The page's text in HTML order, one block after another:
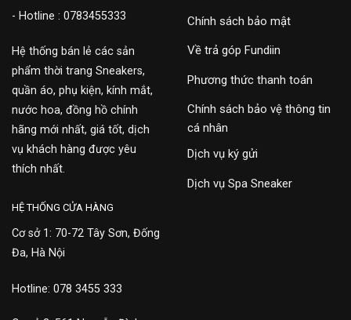
- Hotline : 0783455333
Hệ thống bán lẻ các sản
phẩm thời trang Sneakers,
quần áo, phụ kiện, kính mắt,
nước hoa, đồng hồ chính
hãng mới nhất, giá tốt, dịch
vụ khách hàng được yêu
thích nhất.
Chính sách bảo mật
Về trả góp Fundiin
Phương thức thanh toán
Chính sách bảo vệ thông tin
cá nhân
Dịch vụ ký gửi
Dịch vụ Spa Sneaker
HỆ THỐNG CỬA HÀNG
Cơ sở 1: 70-72 Tây Sơn, Đống
Đa, Hà Nội
Hotline: 078 3455 333